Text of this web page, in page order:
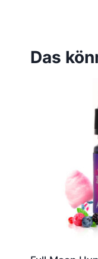
Das